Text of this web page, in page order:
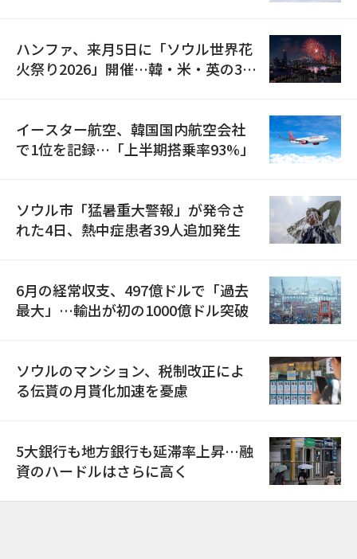
ハンファ、来月5日に「ソウル世界花
火祭り2026」開催…韓・米・英の3カ
イースター航空、韓国国内航空会社
で1位を記録…「上半期搭乗率93%」
ソウル市「猛暑重大警報」が発令さ
れた4日、熱中症患者39人追加発生
6月の経常収支、497億ドルで「過去
最大」…輸出が初の1000億ドル突破
ソウルのマンション、税制改正によ
る伝貰の月貰化加速を憂慮
5大銀行も地方銀行も延滞率上昇…融
資のハードルはさらに高く